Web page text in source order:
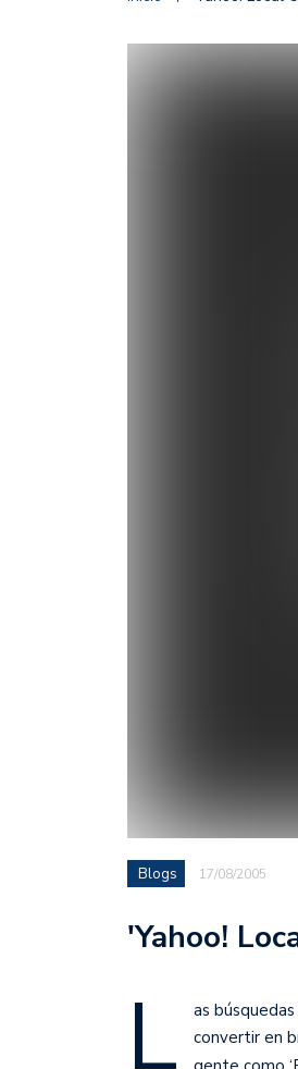
Blogs 17/08/2005
'Yahoo!
L
as
convertir en